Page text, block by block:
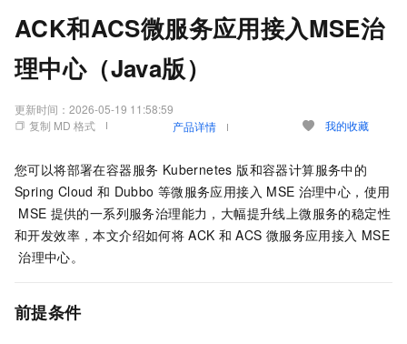
ACK和ACS微服务应用接入MSE治
理中心（Java版）
更新时间： 2026-05-19 11:58:59
复制 MD 格式
产品详情 我的收藏
您可以将部署在容器服务 Kubernetes 版和容器计算服务中的
Spring Cloud 和 Dubbo 等微服务应用接入 MSE 治理中心，使用
MSE 提供的一系列服务治理能力，大幅提升线上微服务的稳定性
和开发效率，本文介绍如何将 ACK 和 ACS 微服务应用接入 MSE
治理中心。
前提条件